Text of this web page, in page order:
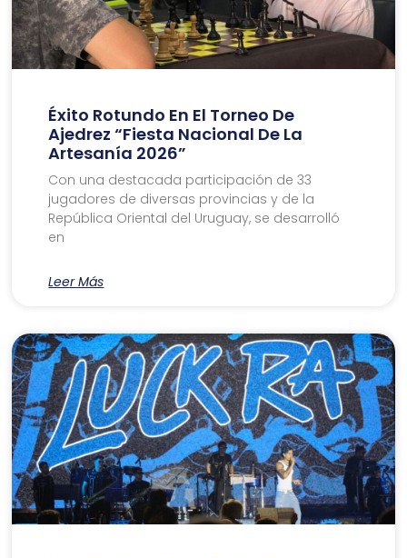
Éxito Rotundo En El Torneo De
Ajedrez “Fiesta Nacional De La
Artesanía 2026”
Con una destacada participación de 33
jugadores de diversas provincias y de la
República Oriental del Uruguay, se desarrolló
en
Leer Más